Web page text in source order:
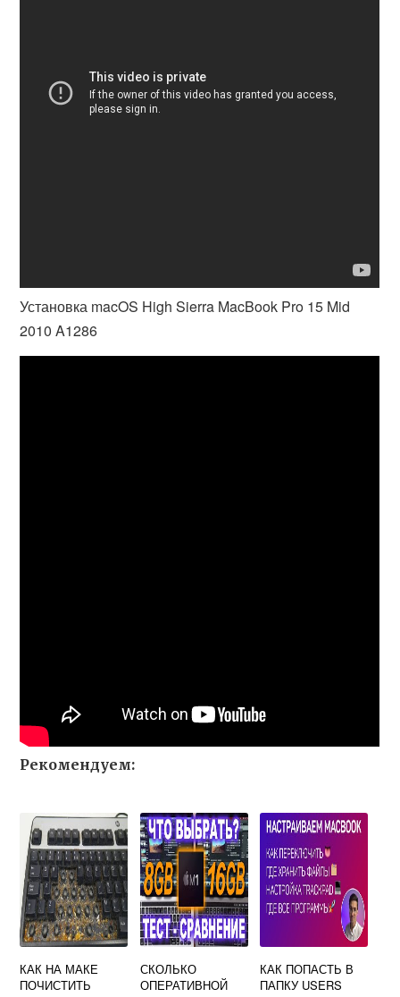
Установка macOS High Sierra MacBook Pro 15 Mid
2010 A1286
Рекомендуем:
КАК НА МАКЕ
ПОЧИСТИТЬ
СКОЛЬКО
ОПЕРАТИВНОЙ
КАК ПОПАСТЬ В
ПАПКУ USERS